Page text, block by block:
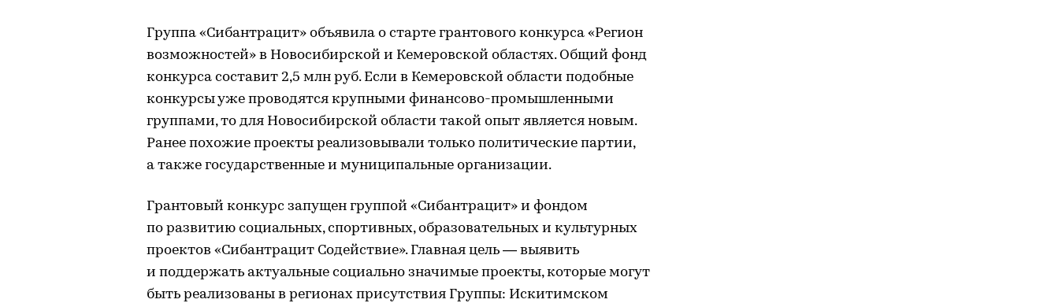
Группа «Сибантрацит» объявила о старте грантового конкурса «Регион
возможностей» в Новосибирской и Кемеровской областях. Общий фонд
конкурса составит 2,5 млн руб. Если в Кемеровской области подобные
конкурсы уже проводятся крупными финансово-промышленными
группами, то для Новосибирской области такой опыт является новым.
Ранее похожие проекты реализовывали только политические партии,
а также государственные и муниципальные организации.
Грантовый конкурс запущен группой «Сибантрацит» и фондом
по развитию социальных, спортивных, образовательных и культурных
проектов «Сибантрацит Содействие». Главная цель — выявить
и поддержать актуальные социально значимые проекты, которые могут
быть реализованы в регионах присутствия Группы: Искитимском